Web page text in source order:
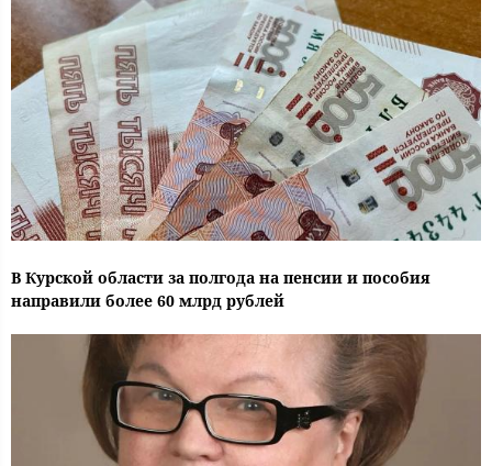
В Курской области за полгода на пенсии и пособия
направили более 60 млрд рублей